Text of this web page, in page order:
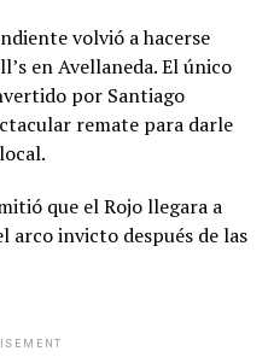
volvió a hacerse
en Avellaneda. El único
por Santiago
remate para darle
que el Rojo llegara a
arco invicto después de las